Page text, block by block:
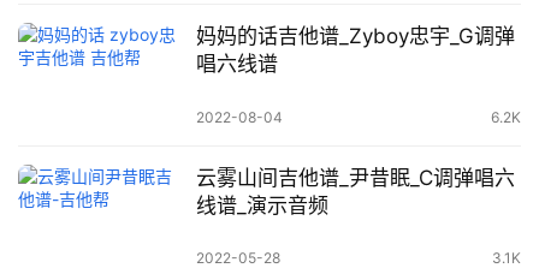
妈妈的话吉他谱_Zyboy忠宇_G调弹
唱六线谱
2022-08-04 6.2K
云雾山间吉他谱_尹昔眠_C调弹唱六
线谱_演示音频
2022-05-28 3.1K